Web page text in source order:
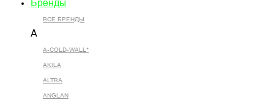
Бренды
ВСЕ БРЕНДЫ
A
A-COLD-WALL*
AKILA
ALTRA
ANGLAN